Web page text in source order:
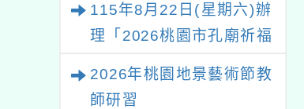
績優單位及節水達人選拔
115年8月22日(星期六)辦
理「2026桃園市孔廟祈福
2026年桃園地景藝術節教
師研習